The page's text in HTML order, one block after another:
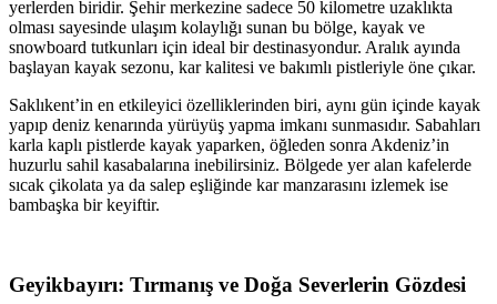
yerlerden biridir. Şehir merkezine sadece 50 kilometre uzaklıkta
olması sayesinde ulaşım kolaylığı sunan bu bölge, kayak ve
snowboard tutkunları için ideal bir destinasyondur. Aralık ayında
başlayan kayak sezonu, kar kalitesi ve bakımlı pistleriyle öne çıkar.
Saklıkent’in en etkileyici özelliklerinden biri, aynı gün içinde kayak
yapıp deniz kenarında yürüyüş yapma imkanı sunmasıdır. Sabahları
karla kaplı pistlerde kayak yaparken, öğleden sonra Akdeniz’in
huzurlu sahil kasabalarına inebilirsiniz. Bölgede yer alan kafelerde
sıcak çikolata ya da salep eşliğinde kar manzarasını izlemek ise
bambaşka bir keyiftir.
Geyikbayırı: Tırmanış ve Doğa Severlerin Gözdesi